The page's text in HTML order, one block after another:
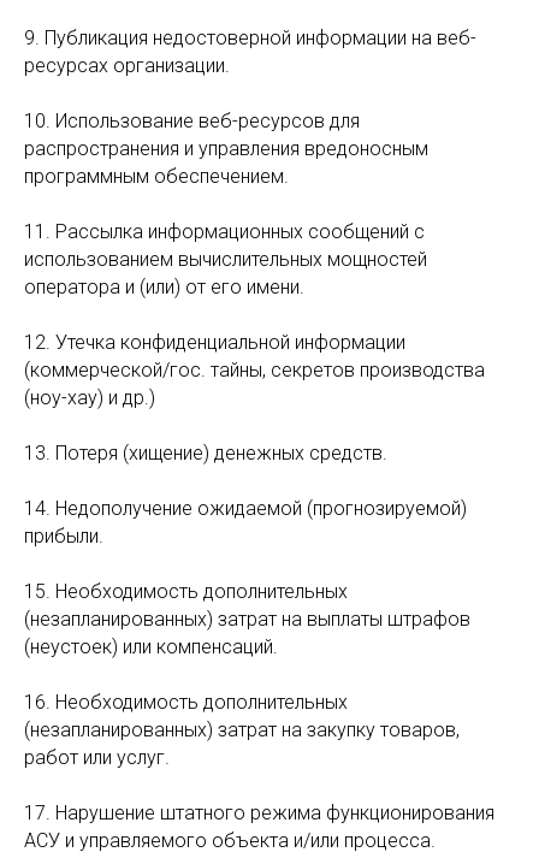
9. Публикация недостоверной информации на веб-
ресурсах организации.
10. Использование веб-ресурсов для
распространения и управления вредоносным
программным обеспечением.
11. Рассылка информационных сообщений с
использованием вычислительных мощностей
оператора и (или) от его имени.
12. Утечка конфиденциальной информации
(коммерческой/гос. тайны, секретов производства
(ноу-хау) и др.)
13. Потеря (хищение) денежных средств.
14. Недополучение ожидаемой (прогнозируемой)
прибыли.
15. Необходимость дополнительных
(незапланированных) затрат на выплаты штрафов
(неустоек) или компенсаций.
16. Необходимость дополнительных
(незапланированных) затрат на закупку товаров,
работ или услуг.
17. Нарушение штатного режима функционирования
АСУ и управляемого объекта и/или процесса.